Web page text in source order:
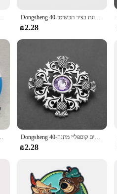
שחף עם שבב אוסטרלי ציפור קשיח אמייל פין Dongsheng חדש הנכרי סקוטי חצאית צבע צבי סיכת לזכר ונקבה סגסוגת בציר תכשיטי-40
₪2.28
סקוטלנד דגל סמל Dongsheng סקוטלנד גדילן חרב סיכות סיכות אופנה הנכרי תכשיטי לאומי פרח סיכות לגברים נשים קוספליי מתנה-40
₪2.28